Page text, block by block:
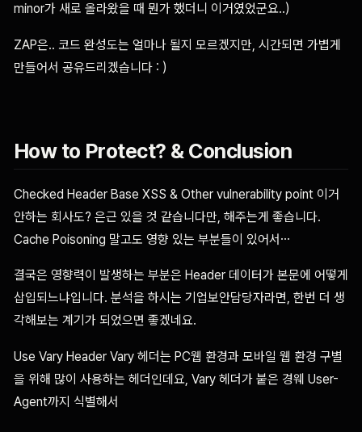
minor가 새로 올라왔을 때 뭔가 했더니 이거였었군요..)
ZAP은.. 코드 완성도는 얼마나 될지 모르겠지만, 시간되면 가볍게
만들어서 공유드리겠습니다 : )
How to Protect? & Conclusion
Checked Header Base XSS & Other vulnerability point 이거
안하는 회사도? 은근 있을 것 같습니다만, 해주는게 좋습니다.
Cache Poisoning 말고도 영향 있는 부분들이 있어서…
결국은 영향력이 발생하는 부분은 Header 데이터가 본문에 어떻게
삽입되느냐입니다. 분석을 하시는 기업보안담당자라면, 한번 더 생
각해보는 계기가 되었으면 좋겠네요.
Use Vary Header Vary 헤더는 PC웹 환경과 모바일 웹 환경 구별
을 위해 많이 사용하는 헤더인데요, Vary 헤더가 붙은 경웨 User-
Agent까지 식별해서